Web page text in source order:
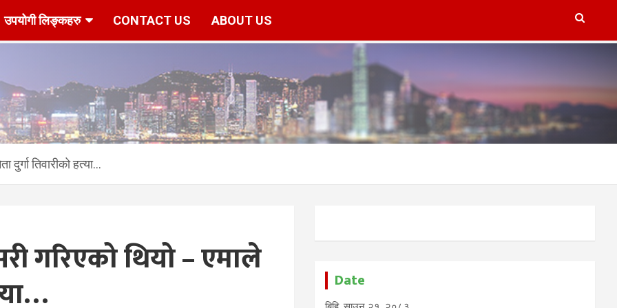
www/vhosts/hknepal.com/httpdocs/deshbidesh/wp-content/plugins/refresh-post-page-wud/refresh-post-page-wud.php
उपयोगी लिङ्कहरु CONTACT US ABOUT US
तिवारीको हत्या…
गरिएको थियो – एमाले Date